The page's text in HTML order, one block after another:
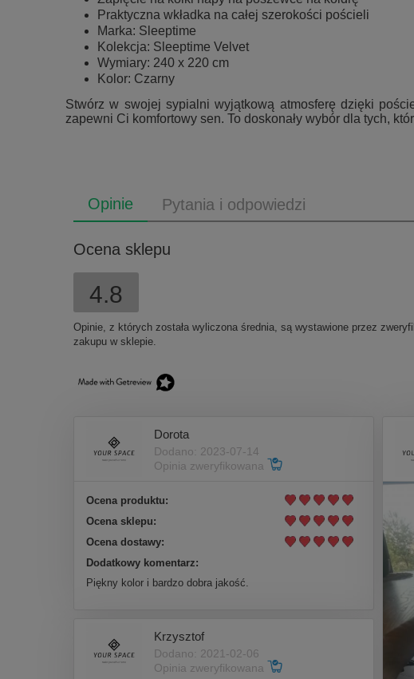
Praktyczna wkładka na całej szerokości pościeli
Marka: Sleeptime
Kolekcja: Sleeptime Velvet
Wymiary: 240 x 220 cm
Kolor: Czarny
Stwórz w swojej sypialni wyjątkową atmosferę dzięki
zapewni Ci komfortowy sen. To doskonały wybór dla tych,
Opinie Pytania i odpowiedzi
Ocena sklepu
4.8
Opinie, z których została wyliczona średnia, są wystawione przez
zakupu w sklepie.
Dorota
Dodano: 2023-07-14
Opinia zweryfikowana
Ocena produktu:
Ocena sklepu:
Ocena dostawy:
Dodatkowy komentarz:
Piękny kolor i bardzo dobra jakość.
Krzysztof
Dodano: 2021-02-06
Opinia zweryfikowana